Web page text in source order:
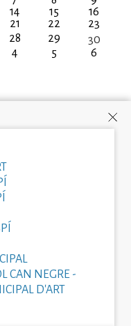
14 15
16
21 22
23
28 29
30
4 5 6
CAN NEGRE -
D'ART